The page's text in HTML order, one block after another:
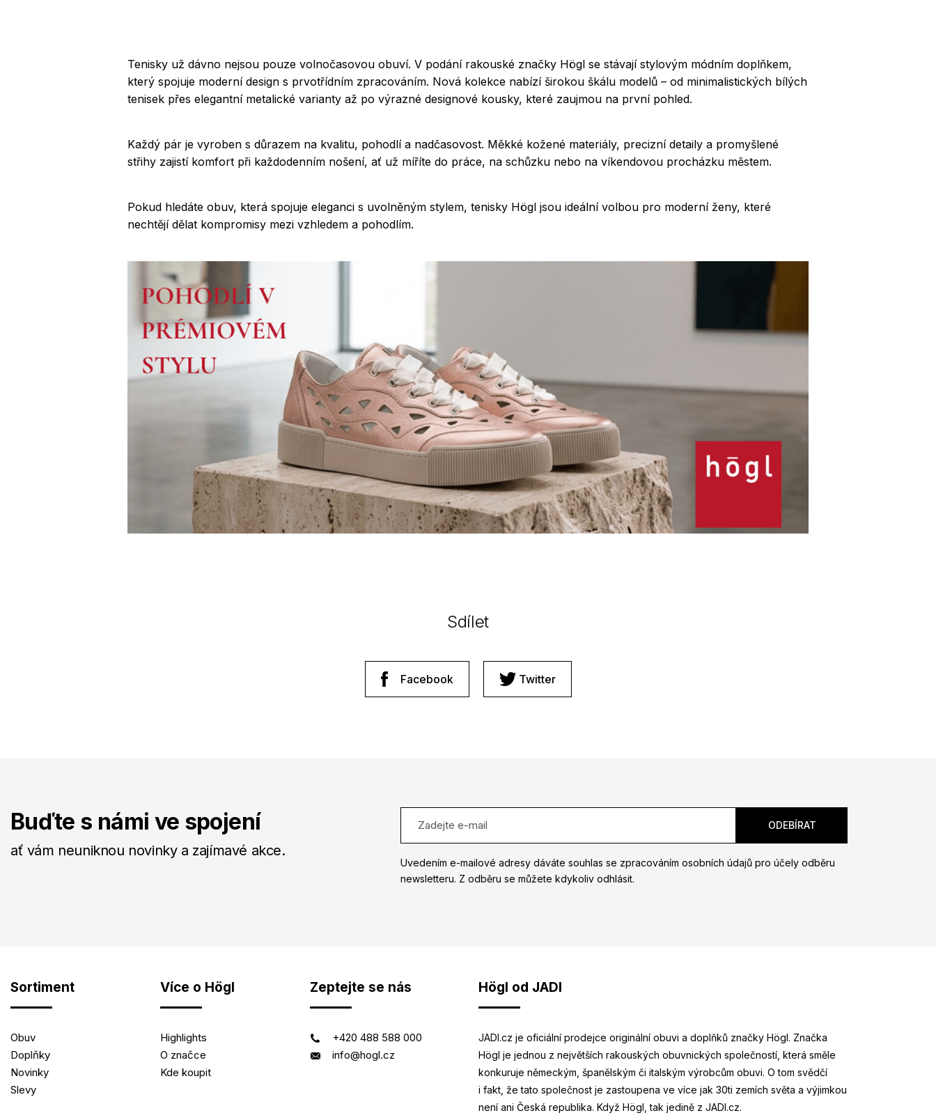
Tenisky už dávno nejsou pouze volnočasovou obuví. V podání rakouské značky Högl se stávají stylovým módním doplňkem,
který spojuje moderní design s prvotřídním zpracováním. Nová kolekce nabízí širokou škálu modelů – od minimalistických bílých
tenisek přes elegantní metalické varianty až po výrazné designové kousky, které zaujmou na první pohled.
Každý pár je vyroben s důrazem na kvalitu, pohodlí a nadčasovost. Měkké kožené materiály, precizní detaily a promyšlené
střihy zajistí komfort při každodenním nošení, ať už míříte do práce, na schůzku nebo na víkendovou procházku městem.
Pokud hledáte obuv, která spojuje eleganci s uvolněným stylem, tenisky Högl jsou ideální volbou pro moderní ženy, které
nechtějí dělat kompromisy mezi vzhledem a pohodlím.
Sdílet
Facebook Twitter
Buďte s námi ve spojení
ať vám neuniknou novinky a zajímavé akce.
Uvedením e-mailové adresy dáváte souhlas se zpracováním osobních údajů pro účely odběru
newsletteru. Z odběru se můžete kdykoliv odhlásit.
Sortiment
Obuv
Doplňky
Novinky
Slevy
Více o Högl
Highlights
O značce
Kde koupit
Zeptejte se nás
+420 488 588 000
info@hogl.cz
Högl od JADI
JADI.cz je oficiální prodejce originální obuvi a doplňků značky Högl. Značka
Högl je jednou z největších rakouských obuvnických společností, která směle
konkuruje německým, španělským či italským výrobcům obuvi. O tom svědčí
i fakt, že tato společnost je zastoupena ve více jak 30ti zemích světa a výjimkou
není ani Česká republika. Když Högl, tak jedině z JADI.cz.